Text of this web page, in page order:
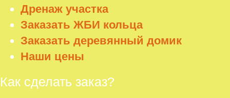
Дренаж участка
Заказать ЖБИ кольца
Заказать деревянный домик
Наши цены
Как сделать заказ?